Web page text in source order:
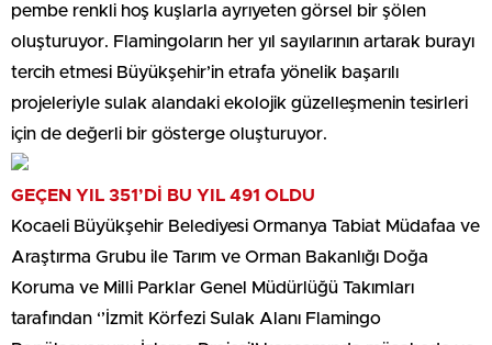
pembe renkli hoş kuşlarla ayrıyeten görsel bir şölen
oluşturuyor. Flamingoların her yıl sayılarının artarak burayı
tercih etmesi Büyükşehir’in etrafa yönelik başarılı
projeleriyle sulak alandaki ekolojik güzelleşmenin tesirleri
için de değerli bir gösterge oluşturuyor.
GEÇEN YIL 351’Dİ BU YIL 491 OLDU
Kocaeli Büyükşehir Belediyesi Ormanya Tabiat Müdafaa ve
Araştırma Grubu ile Tarım ve Orman Bakanlığı Doğa
Koruma ve Milli Parklar Genel Müdürlüğü Takımları
tarafından ‘’İzmit Körfezi Sulak Alanı Flamingo